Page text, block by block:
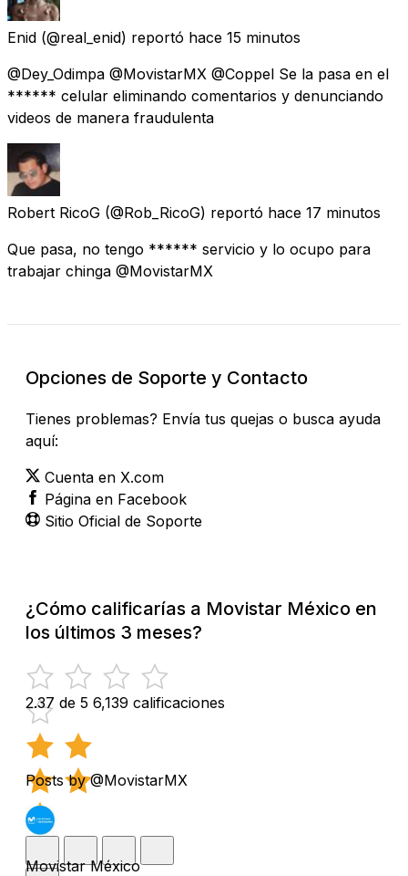
Enid (@real_enid) reportó hace 15 minutos
@Dey_Odimpa @MovistarMX @Coppel Se la pasa en el
****** celular eliminando comentarios y denunciando
videos de manera fraudulenta
Robert RicoG (@Rob_RicoG) reportó hace 17 minutos
Que pasa, no tengo ****** servicio y lo ocupo para
trabajar chinga @MovistarMX
Opciones de Soporte y Contacto
Tienes problemas? Envía tus quejas o busca ayuda
aquí:
Cuenta en X.com
Página en Facebook
Sitio Oficial de Soporte
¿Cómo calificarías a Movistar México en
los últimos 3 meses?
2.37 de 5 6,139 calificaciones
Posts by @MovistarMX
Movistar México